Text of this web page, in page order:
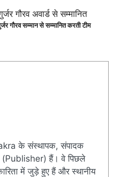
गौरव सम्मान से सम्मानित करती टीम
के संस्थापक, संपादक
हैं। वे पिछले
में जुड़े हुए हैं और स्थानीय